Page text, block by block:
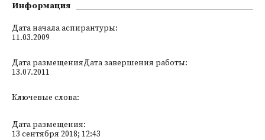
Информация
Дата начала аспирантуры:
11.03.2009
Дата размещенияДата завершения работы:
13.07.2011
Ключевые слова:
Дата размещения:
13 сентября 2018; 12:43